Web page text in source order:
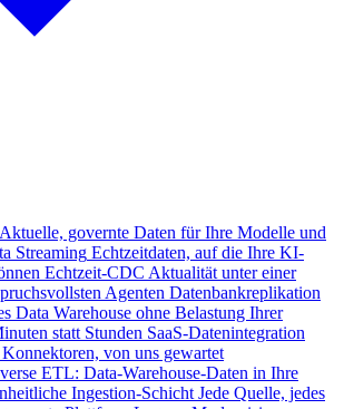
Aktuelle, governte Daten für Ihre Modelle und
Streaming Echtzeitdaten, auf die Ihre KI-
Echtzeit-CDC Aktualität unter einer
Agenten Datenbankreplikation
Data Warehouse ohne Belastung Ihrer
statt Stunden SaaS-Datenintegration
von uns gewartet
ETL: Data-Warehouse-Daten in Ihre
Ingestion-Schicht Jede Quelle, jedes